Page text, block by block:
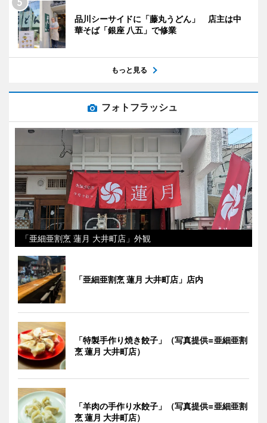
品川シーサイドに「藤丸うどん」 店主は中
華そば「銀座 八五」で修業
もっと見る
フォトフラッシュ
「亜細亜割烹 蓮月 大井町店」外観
「亜細亜割烹 蓮月 大井町店」店内
「特製手作り焼き餃子」（写真提供=亜細亜割
烹 蓮月 大井町店）
「羊肉の手作り水餃子」（写真提供=亜細亜割
烹 蓮月 大井町店）